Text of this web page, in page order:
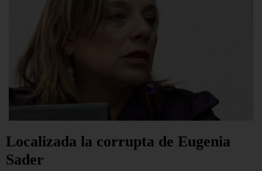
Localizada la corrupta de Eugenia
Sader